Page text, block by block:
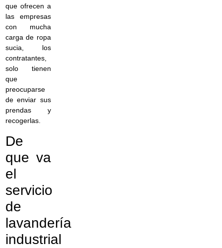
que ofrecen a
las empresas
con mucha
carga de ropa
sucia, los
contratantes,
solo tienen
que
preocuparse
de enviar sus
prendas y
recogerlas.
De
que va
el
servicio
de
lavandería
industrial